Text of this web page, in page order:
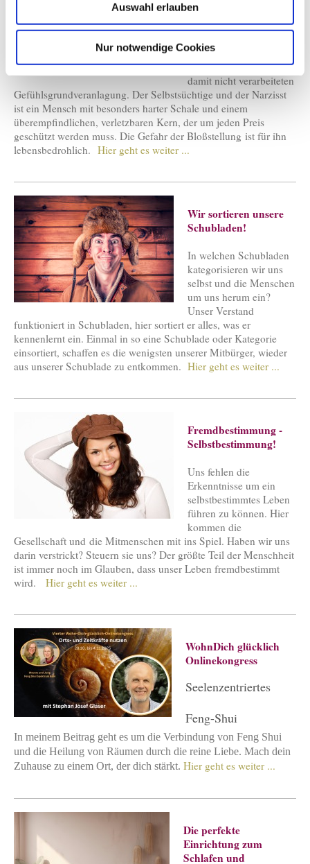
Auswahl erlauben
Nur notwendige Cookies
Selbstsucht und
hilflose Ausdruck einer
nicht verstandenen und
damit nicht verarbeiteten
Gefühlsgrundveranlagung. Der Selbstsüchtige und der Narzisst
ist ein Mensch mit besonders harter Schale und einem
überempfindlichen, verletzbaren Kern, der um jeden Preis
geschützt werden muss. Die Gefahr der Bloßstellung ist für ihn
lebensbedrohlich. Hier geht es weiter ...
Wir sortieren unsere
Schubladen!
In welchen Schubladen
kategorisieren wir uns
selbst und die Menschen
um uns herum ein?
Unser Verstand
funktioniert in Schubladen, hier sortiert er alles, was er
kennenlernt ein. Einmal in so eine Schublade oder Kategorie
einsortiert, schaffen es die wenigsten unserer Mitbürger, wieder
aus unserer Schublade zu entkommen. Hier geht es weiter ...
Fremdbestimmung -
Selbstbestimmung!
Uns fehlen die
Erkenntnisse um ein
selbstbestimmtes Leben
führen zu können. Hier
kommen die
Gesellschaft und die Mitmenschen mit ins Spiel. Haben wir uns
darin verstrickt? Steuern sie uns? Der größte Teil der Menschheit
ist immer noch im Glauben, dass unser Leben fremdbestimmt
wird. Hier geht es weiter ...
WohnDich glücklich
Onlinekongress
Seelenzentriertes
Feng-Shui
In meinem Beitrag geht es um die Verbindung von Feng Shui
und die Heilung von Räumen durch die reine Liebe. Mach dein
Zuhause zu einem Ort, der dich stärkt. Hier geht es weiter ...
Die perfekte
Einrichtung zum
Schlafen und